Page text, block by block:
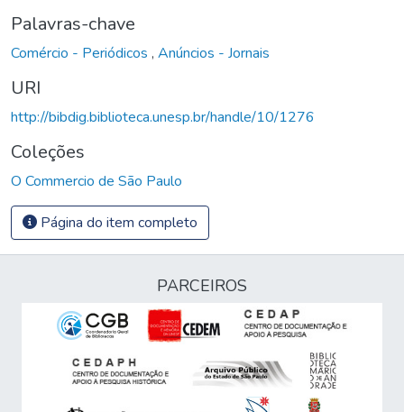
Palavras-chave
Comércio - Periódicos , Anúncios - Jornais
URI
http://bibdig.biblioteca.unesp.br/handle/10/1276
Coleções
O Commercio de São Paulo
Página do item completo
PARCEIROS